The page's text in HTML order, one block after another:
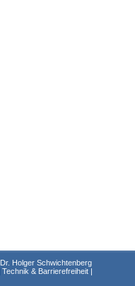
Dr. Holger Schwichtenberg
Technik & Barrierefreiheit |